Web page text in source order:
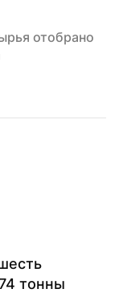
отобрано
тонны